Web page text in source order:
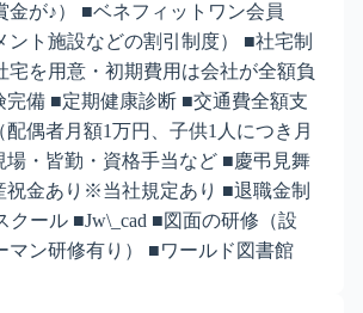
金が♪） ■ベネフィットワン会員
ント施設などの割引制度） ■社宅制
宅を用意・初期費用は会社が全額負
完備 ■定期健康診断 ■交通費全額支
偶者月額1万円、子供1人につき月
場・皆勤・資格手当など ■慶弔見舞
祝金あり※当社規定あり ■退職金制
クール ■Jw\_cad ■図面の研修（設
マン研修有り） ■ワールド図書館